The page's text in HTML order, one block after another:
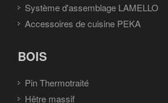
Système d'assemblage LAMELLO
Accessoires de cuisine PEKA
BOIS
Pin Thermotraité
Hêtre massif